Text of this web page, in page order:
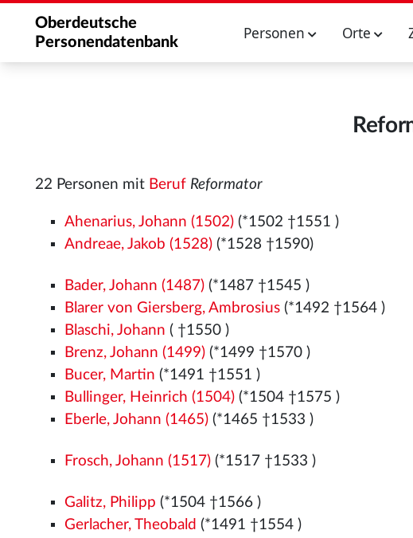
Oberdeutsche
Personendatenbank
Personen Orte
22 Personen mit Beruf Reformator
Ahenarius, Johann (1502) (*1502 †1551 )
Andreae, Jakob (1528) (*1528 †1590)
Bader, Johann (1487) (*1487 †1545 )
Blarer von Giersberg, Ambrosius (*1492 †1564 )
Blaschi, Johann ( †1550 )
Brenz, Johann (1499) (*1499 †1570 )
Bucer, Martin (*1491 †1551 )
Bullinger, Heinrich (1504) (*1504 †1575 )
Eberle, Johann (1465) (*1465 †1533 )
Frosch, Johann (1517) (*1517 †1533 )
Galitz, Philipp (*1504 †1566 )
Gerlacher, Theobald (*1491 †1554 )